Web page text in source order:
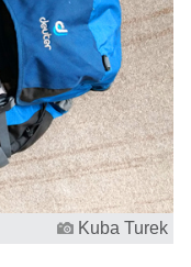
Kuba Turek